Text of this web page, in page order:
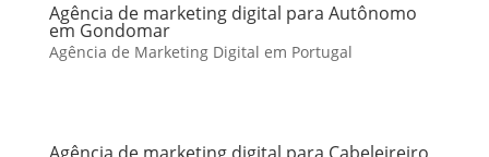
Agência de marketing digital para Autônomo
em Gondomar
Agência de Marketing Digital em Portugal